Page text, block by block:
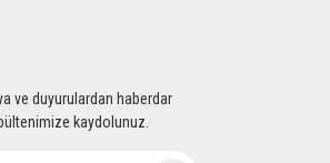
ve duyurulardan haberdar
kaydolunuz.